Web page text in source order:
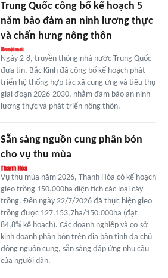
Trung Quốc công bố kế hoạch 5
năm bảo đảm an ninh lương thực
và chấn hưng nông thôn
Ngày 2-8, truyền thông nhà nước Trung Quốc
đưa tin, Bắc Kinh đã công bố kế hoạch phát
triển hệ thống hợp tác xã cung ứng và tiêu thụ
giai đoạn 2026-2030, nhằm đảm bảo an ninh
lương thực và phát triển nông thôn.
Sẵn sàng nguồn cung phân bón
cho vụ thu mùa
Vụ thu mùa năm 2026, Thanh Hóa có kế hoạch
gieo trồng 150.000ha diện tích các loại cây
trồng. Đến ngày 22/7/2026 đã thực hiện gieo
trồng được 127.153,7ha/150.000ha (đạt
84,8% kế hoạch). Các doanh nghiệp và cơ sở
kinh doanh phân bón trên địa bàn tỉnh đã chủ
động nguồn cung, sẵn sàng đáp ứng nhu cầu
của người dân.